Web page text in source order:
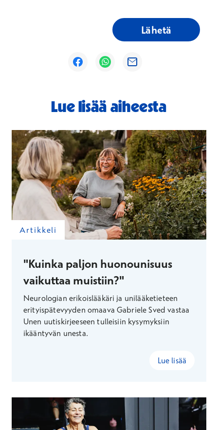
Lähetä
Avautuu uuteen ikkunaan
Avautuu uuteen ikkunaan
Avautuu uuteen ikkunaan
Lue lisää aiheesta
Artikkeli
"Kuinka paljon huonounisuus
vaikuttaa muistiin?"
Neurologian erikoislääkäri ja unilääketieteen
erityispätevyyden omaava Gabriele Sved vastaa
Unen uutiskirjeeseen tulleisiin kysymyksiin
ikääntyvän unesta.
Lue lisää